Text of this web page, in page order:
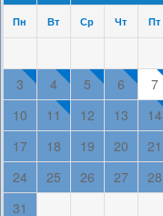
Пн Вт Ср Чт Пт
3
4 5 6 7
10
11 12 13 14
17
18 19 20 21
24
25 26 27 28
31